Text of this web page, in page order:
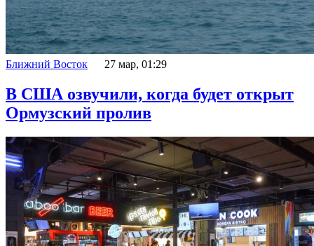
Ближний Восток 27 мар, 01:29
В США озвучили, когда будет открыт
Ормузский пролив